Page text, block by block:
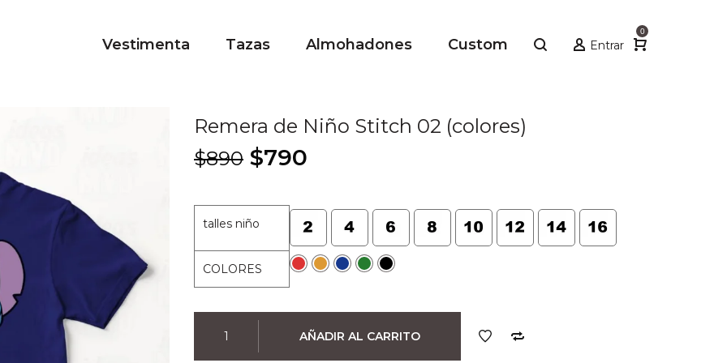
Entrar
0
Vestimenta Tazas Almohadones Custom
Remera de Niño Stitch 02 (colores)
$890 El
original
era:
$890.
$790
actual
es:
$790.
talles niño
COLORES
Niño
AÑADIR AL CARRITO